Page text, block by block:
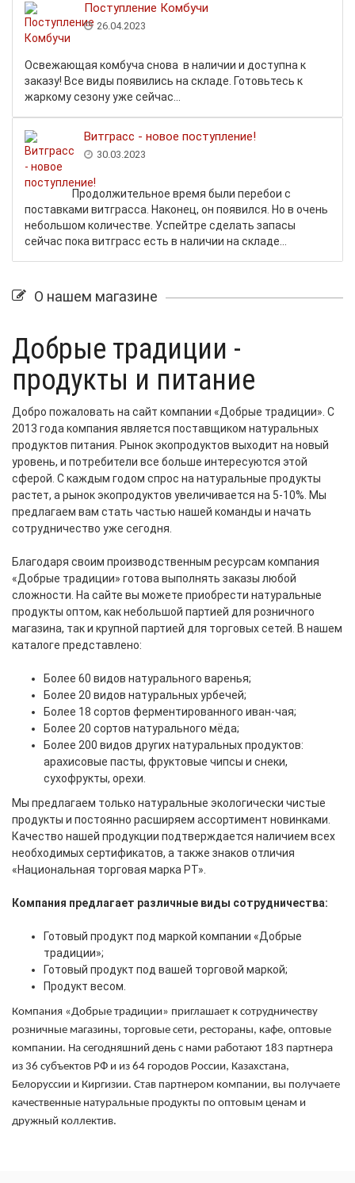
Поступление Комбучи
26.04.2023
Освежающая комбуча снова в наличии и доступна к
заказу! Все виды появились на складе. Готовьтесь к
жаркому сезону уже сейчас...
Витграсс - новое поступление!
30.03.2023
Продолжительное время были перебои с
поставками витграсса. Наконец, он появился. Но в очень
небольшом количестве. Успейтре сделать запасы
сейчас пока витграсс есть в наличии на складе...
О нашем магазине
Добрые традиции -
продукты и питание
Добро пожаловать на сайт компании «Добрые традиции». С
2013 года компания является поставщиком натуральных
продуктов питания. Рынок экопродуктов выходит на новый
уровень, и потребители все больше интересуются этой
сферой. С каждым годом спрос на натуральные продукты
растет, а рынок экопродуктов увеличивается на 5-10%. Мы
предлагаем вам стать частью нашей команды и начать
сотрудничество уже сегодня.
Благодаря своим производственным ресурсам компания
«Добрые традиции» готова выполнять заказы любой
сложности. На сайте вы можете приобрести натуральные
продукты оптом, как небольшой партией для розничного
магазина, так и крупной партией для торговых сетей. В нашем
каталоге представлено:
Более 60 видов натурального варенья;
Более 20 видов натуральных урбечей;
Более 18 сортов ферментированного иван-чая;
Более 20 сортов натурального мёда;
Более 200 видов других натуральных продуктов:
арахисовые пасты, фруктовые чипсы и снеки,
сухофрукты, орехи.
Мы предлагаем только натуральные экологически чистые
продукты и постоянно расширяем ассортимент новинками.
Качество нашей продукции подтверждается наличием всех
необходимых сертификатов, а также знаков отличия
«Национальная торговая марка РТ».
Компания предлагает различные виды сотрудничества:
Готовый продукт под маркой компании «Добрые
традиции»;
Готовый продукт под вашей торговой маркой;
Продукт весом.
Компания «Добрые традиции» приглашает к сотрудничеству
розничные магазины, торговые сети, рестораны, кафе, оптовые
компании. На сегодняшний день с нами работают 183 партнера
из 36 субъектов РФ и из 64 городов России, Казахстана,
Белоруссии и Киргизии. Став партнером компании, вы получаете
качественные натуральные продукты по оптовым ценам и
дружный коллектив.